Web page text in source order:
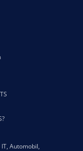
IT, Automobil,